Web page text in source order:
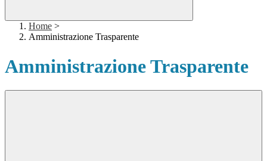
Home >
Amministrazione Trasparente
Amministrazione Trasparente